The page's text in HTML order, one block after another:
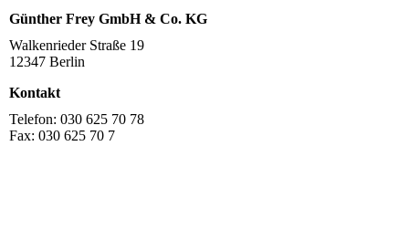
Günther Frey GmbH & Co. KG
Walkenrieder Straße 19
12347 Berlin
Kontakt
Telefon: 030 625 70 78
Fax: 030 625 70 7